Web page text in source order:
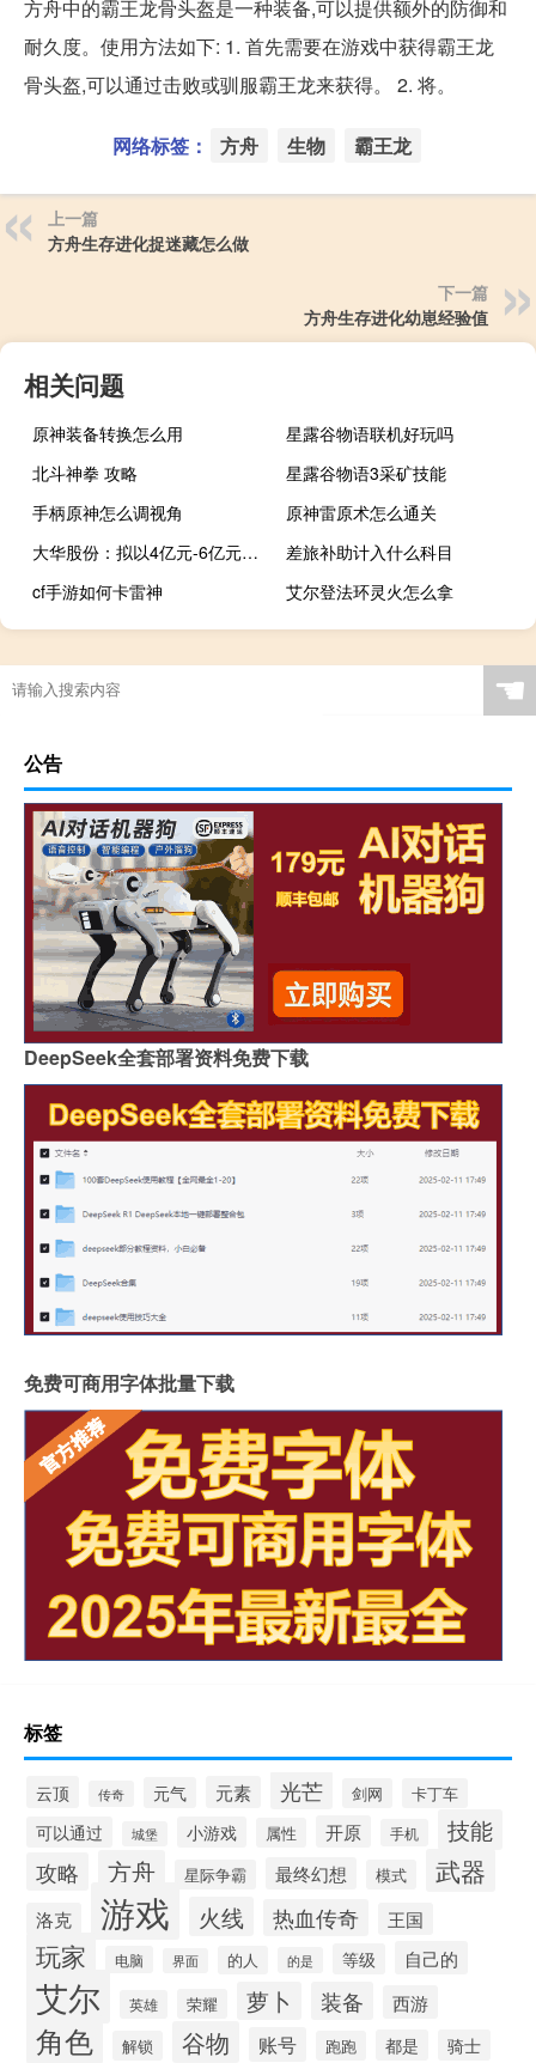
方舟中的霸王龙骨头盔是一种装备,可以提供额外的防御和
耐久度。使用方法如下: 1. 首先需要在游戏中获得霸王龙
骨头盔,可以通过击败或驯服霸王龙来获得。 2. 将。
网络标签： 方舟 生物 霸王龙
上一篇
方舟生存进化捉迷藏怎么做
下一篇
方舟生存进化幼崽经验值
相关问题
原神装备转换怎么用
星露谷物语联机好玩吗
北斗神拳 攻略
星露谷物语3采矿技能
手柄原神怎么调视角
原神雷原术怎么通关
大华股份：拟以4亿元-6亿元回购公司股份
差旅补助计入什么科目
cf手游如何卡雷神
艾尔登法环灵火怎么拿
☚
公告
DeepSeek全套部署资料免费下载
免费可商用字体批量下载
标签
云顶 传奇 元气 元素 光芒 剑网 卡丁车
可以通过 城堡 小游戏 属性 开原 手机 技能
攻略 方舟 星际争霸 最终幻想 模式 武器
洛克 游戏 火线 热血传奇 王国
玩家 电脑 界面 的人 的是 等级 自己的
艾尔 英雄 荣耀 萝卜 装备 西游
角色 解锁 谷物 账号 跑跑 都是 骑士